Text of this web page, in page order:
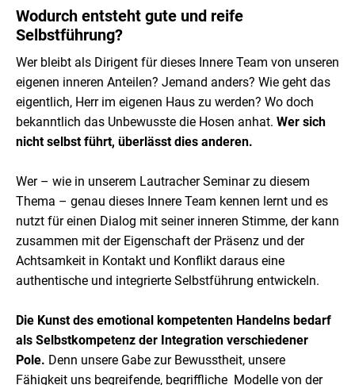
Wodurch entsteht gute und reife
Selbstführung?
Wer bleibt als Dirigent für dieses Innere Team von unseren
eigenen inneren Anteilen? Jemand anders? Wie geht das
eigentlich, Herr im eigenen Haus zu werden? Wo doch
bekanntlich das Unbewusste die Hosen anhat. Wer sich
nicht selbst führt, überlässt dies anderen.
Wer – wie in unserem Lautracher Seminar zu diesem
Thema – genau dieses Innere Team kennen lernt und es
nutzt für einen Dialog mit seiner inneren Stimme, der kann
zusammen mit der Eigenschaft der Präsenz und der
Achtsamkeit in Kontakt und Konflikt daraus eine
authentische und integrierte Selbstführung entwickeln.
Die Kunst des emotional kompetenten Handelns bedarf
als Selbstkompetenz der Integration verschiedener
Pole. Denn unsere Gabe zur Bewusstheit, unsere
Fähigkeit uns begreifende, begriffliche Modelle von der